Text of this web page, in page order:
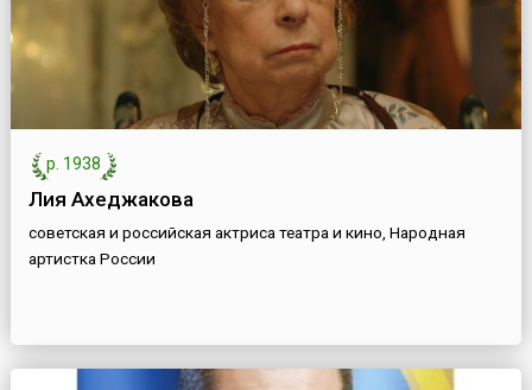
р. 1938
Лия Ахеджакова
советская и российская актриса театра и кино, Народная
артистка России